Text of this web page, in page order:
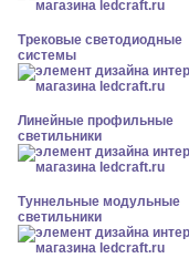
Трековые светодиодные
системы
Линейные профильные
светильники
Туннельные модульные
светильники